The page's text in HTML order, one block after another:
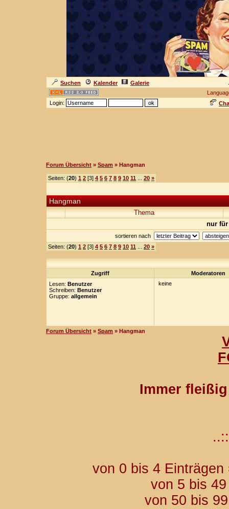
Suchen Kalender
Galerie
Login:
Forum Übersicht » Spam » Hangman
Seiten: (20) 1 2 [3] 4 5 6 7 8 9 10 11 20 »
Hangman
Thema
nur für
sortieren nach
Seiten: (20) 1 2 [3] 4 5 6 7 8 9 10 11 20 »
Zugriff
Moderatoren
Lesen: Benutzer
Schreiben: Benutzer
Gruppe: allgemein
keine
Forum Übersicht » Spam » Hangman
Immer
..::
von 0 bis 4
von 5 bis
von 50 bis